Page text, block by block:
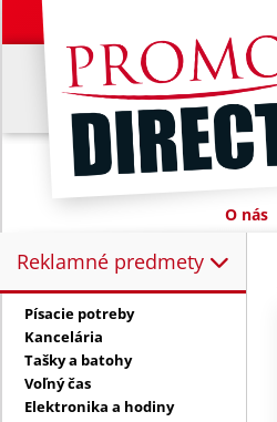
O nás
Reklamné predmety
Reklamné predmety:
Písacie potreby
Kancelária
Tašky a batohy
Voľný čas
Elektronika a hodiny